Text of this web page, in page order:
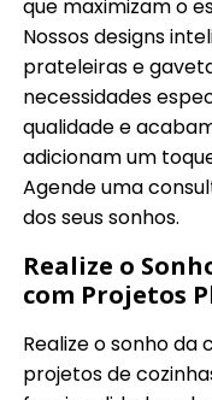
que maximizam o
Nossos designs
prateleiras e
necessidades
qualidade e
adicionam um
Agende uma
dos seus sonhos.
Realize o
com Projetos
Realize o sonho
projetos de